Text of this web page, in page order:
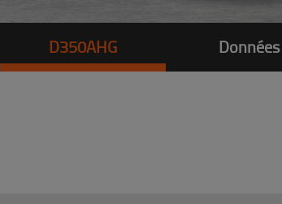
D350AHG